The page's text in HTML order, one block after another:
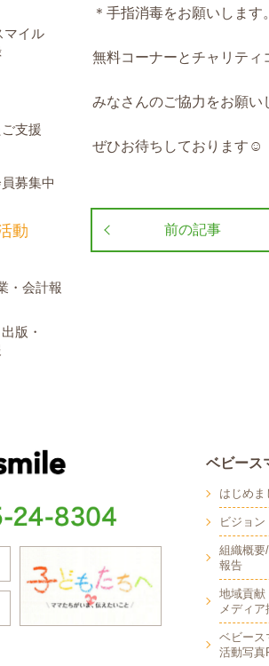
＊手指消毒をお願いします。
無料コーナーとチャリティ
みなさんのご協力をお願い
ぜひお待ちしております☺️
前の記事
マイル
支援
募集中
動
・会計報
版・
ベビース
はじめま
ビジョ
組織概要
報告
地域貢献
メディア
ベビース
活動写真